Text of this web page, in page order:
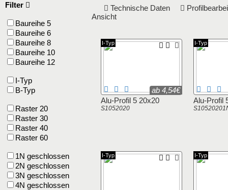
Technische Daten
Ansicht
Alu-Profil 5 20x20
S1052020
ab 4,54€
I-Typ
Alu-Profil
I-Typ
I-Typ I-Typ
Filter
Baureihe 5
Baureihe 6
Baureihe 8
Baureihe 10
Baureihe 12
I-Typ
B-Typ
Raster 20
Raster 30
Raster 40
Raster 60
1N geschlossen
2N geschlossen
3N geschlossen
4N geschlossen